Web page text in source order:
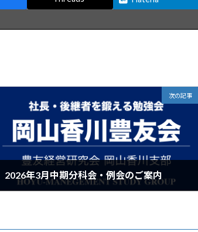
次の記事
2026年3月中期分科会・例会のご案内